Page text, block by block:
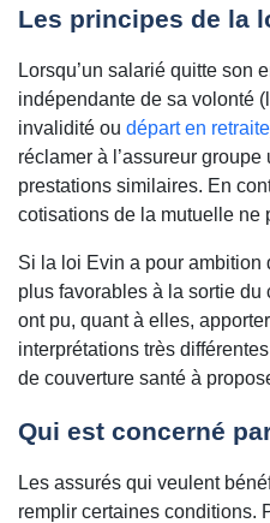
Les principes de la
Lorsqu’un salarié quitte son
indépendante de sa volonté
invalidité ou départ en retraite
réclamer à l’assureur
prestations similaires. En
cotisations de la mutuelle ne
Si la loi Evin a pour ambition
plus favorables à la sortie
ont pu, quant à elles,
interprétations très
de couverture santé à
Qui est concerné
Les assurés qui veulent
remplir certaines conditions.